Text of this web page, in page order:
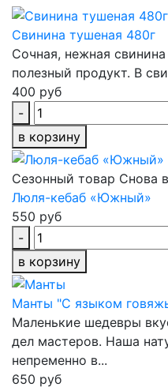
Свинина тушеная 480г
Сочная, нежная
полезный продукт. В
400 руб
-
в корзину
Сезонный товар Снова
Люля-кебаб «Южный»
550 руб
-
в корзину
Манты "С языком
Маленькие шедевры
дел мастеров. Наша
непременно в...
650 руб